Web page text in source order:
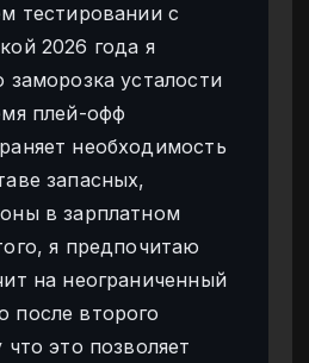
тестировании с
2026 года я
усталости
плей-офф
необходимость
запасных,
в зарплатном
я предпочитаю
на неограниченный
второго
это позволяет